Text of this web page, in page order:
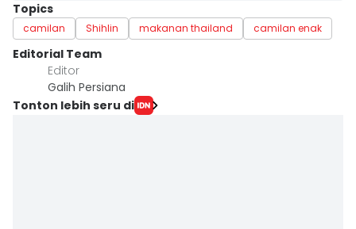
Topics
camilan Shihlin makanan thailand camilan enak
Editorial Team
Editor
Galih Persiana
Tonton lebih seru di